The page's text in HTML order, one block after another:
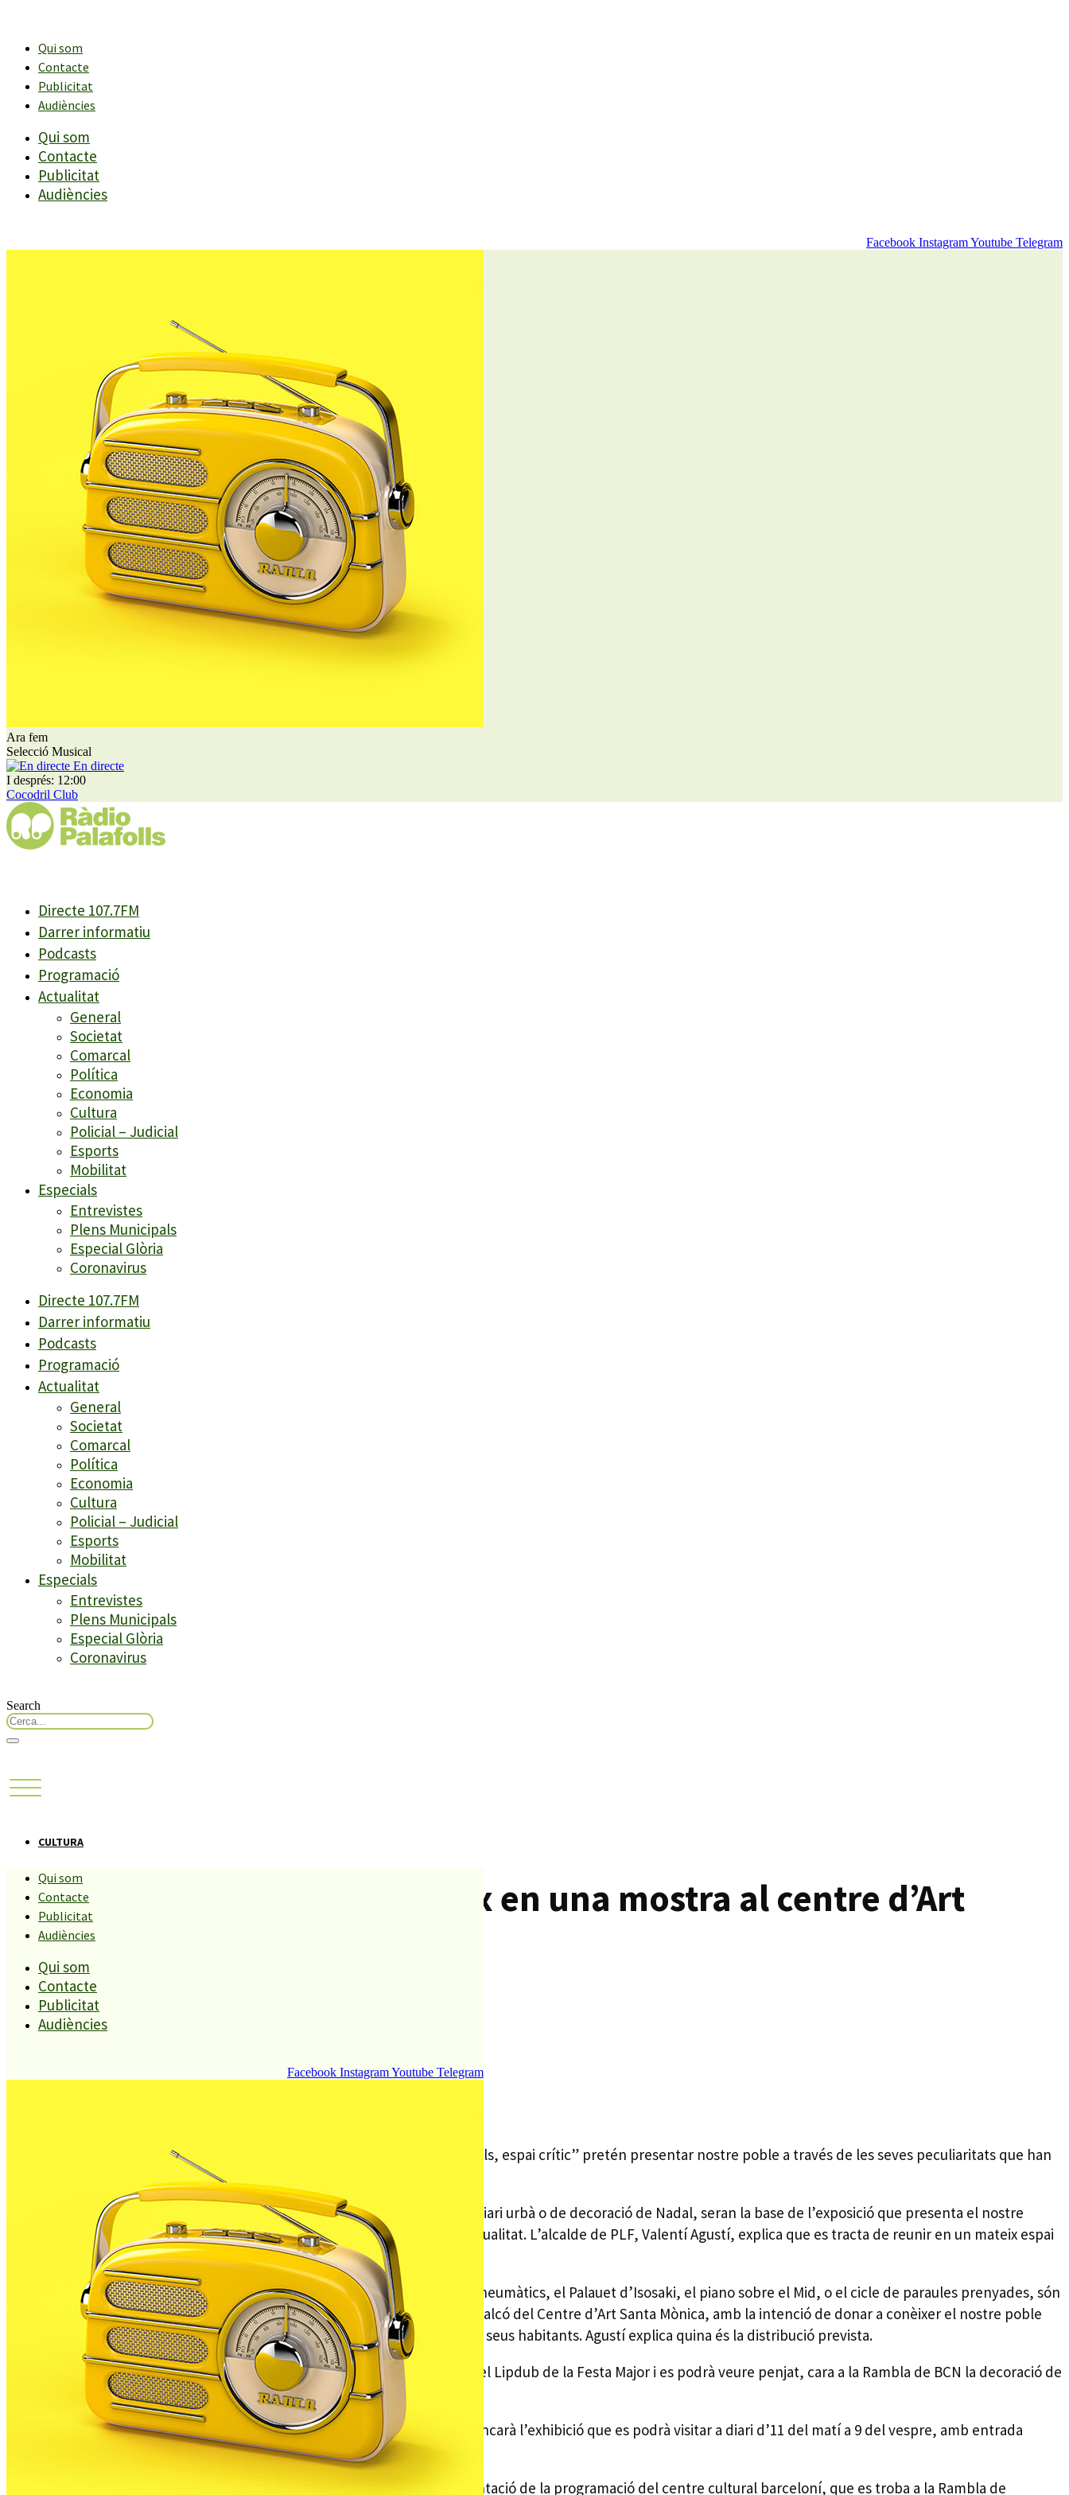
contingutQui som
Contacte
Publicitat
Audiències
Qui som
Contacte
Publicitat
Audiències
Facebook InstagramYoutube Telegram
Ara fem
Selecció Musical
En directe
I després: 12:00
Cocodril Club
Directe 107.7FM
Darrer informatiu
Podcasts
Programació
Actualitat
General
Societat
Comarcal
Política
Economia
Cultura
Policial – Judicial
Esports
Mobilitat
Especials
Entrevistes
Plens Municipals
Especial Glòria
Coronavirus
Directe 107.7FM
Darrer informatiu
Podcasts
Programació
Actualitat
General
Societat
Comarcal
Política
Economia
Cultura
Policial – Judicial
Esports
Mobilitat
Especials
Entrevistes
Plens Municipals
Especial Glòria
Coronavirus
Search
Qui som
Contacte
Publicitat
Audiències
Qui som
Contacte
Publicitat
Audiències
Facebook InstagramYoutube Telegram
CULTURA
El PLF més singular s’exhibeix en una mostra al centre d’Art
Santa Mònica de BCN.
Compartiu aquesta història
L’Ajuntament de PLF ha organitzat una mostra que sota el nom de “Palafolls, espai crític” pretén presentar nostre poble a través de les seves peculiaritats que han
Els elements representatius de PLF, ja siguin arquitectònics, com de mobiliari urbà o de decoració de Nadal, seran la base de l’exposició que presenta el nostre
municipi com un poble que ha fet una aposta per la cultura arriscada i de qualitat. L’alcalde de PLF, Valentí Agustí, explica que es tracta de reunir en un mateix espai
els elements que identitaris i propis de PLF.
Les papareres ou, els arbres metàl·lics del carrer major, la cadira feta de pneumàtics, el Palauet d’Isosaki, el piano sobre el Mid, o el cicle de paraules prenyades, són
part de la singularitat de PLF que es mostrarà a partir de dimarts a la sala Balcó del Centre d’Art Santa Mònica, amb la intenció de donar a conèixer el nostre poble
on, segons el consistori, la cultura i l’art s’infiltren a la vida quotidiana dels seus habitants. Agustí explica quina és la distribució prevista.
També s’hi veurà fotografies dels edificis i places del poble, es projectarà el Lipdub de la Festa Major i es podrà veure penjat, cara a la Rambla de BCN la decoració de
Nadal dels nombres primers, estrenada aquest any.
La mostra estarà en exposició durant 5 dies. El diumenge 30 de gener es tancarà l’exhibició que es podrà visitar a diari d’11 del matí a 9 del vespre, amb entrada
Aquest dimarts es farà la inauguració de la mostra coincidint amb la presentació de la programació del centre cultural barceloní, que es troba a la Rambla de